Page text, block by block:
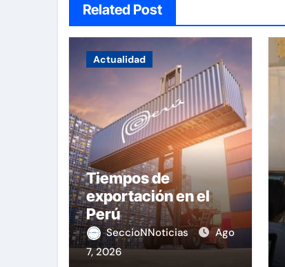
Related Post
Actualidad
Tiempos de
exportación en el
Perú
SeccioNNoticias
Ago
7, 2026